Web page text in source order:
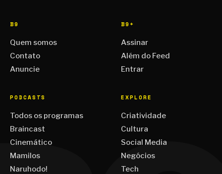
B9
Quem somos
Contato
Anuncie
B9+
Assinar
Além do Feed
Entrar
PODCASTS
Todos os programas
Braincast
Cinemático
Mamilos
Naruhodo!
EXPLORE
Criatividade
Cultura
Social Media
Negócios
Tech